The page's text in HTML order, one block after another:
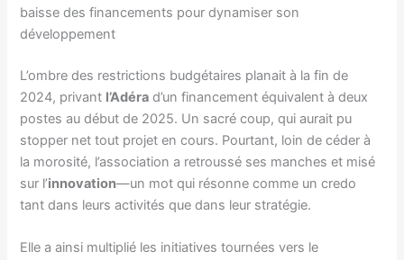
baisse des financements pour dynamiser son
développement
L’ombre des restrictions budgétaires planait à la fin de
2024, privant l’Adéra d’un financement équivalent à deux
postes au début de 2025. Un sacré coup, qui aurait pu
stopper net tout projet en cours. Pourtant, loin de céder à
la morosité, l’association a retroussé ses manches et misé
sur l’innovation—un mot qui résonne comme un credo
tant dans leurs activités que dans leur stratégie.
Elle a ainsi multiplié les initiatives tournées vers le